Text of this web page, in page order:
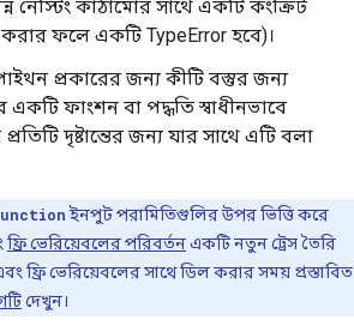
নেস্টিং কাঠামোর সাথে একটি কংক্রিট
ফলে একটি TypeError হবে)।
প্রকারের জন্য কীটি বস্তুর জন্য
ফাংশন বা পদ্ধতি স্বাধীনভাবে
দৃষ্টান্তের জন্য যার সাথে এটি বলা
ইনপুট পরামিতিগুলির উপর ভিত্তি করে
ফ্রি ভেরিয়েবলের পরিবর্তন একটি নতুন ট্রেস তৈরি
ফ্রি ভেরিয়েবলের সাথে ডিল করার সময় প্রস্তাবিত
দেখুন।